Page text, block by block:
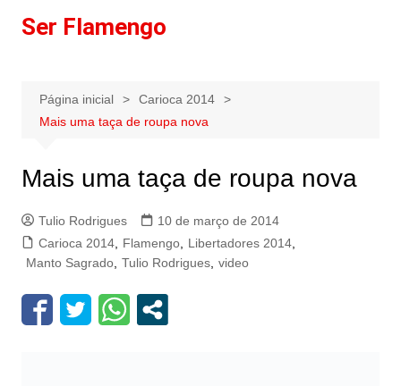
paraSer Flamengo
Página inicial
Carioca 2014
Mais uma taça de roupa nova
Mais uma taça de roupa nova
Tulio Rodrigues
10 de março de 2014
Carioca 2014, Flamengo, Libertadores 2014,
Manto Sagrado, Tulio Rodrigues, video